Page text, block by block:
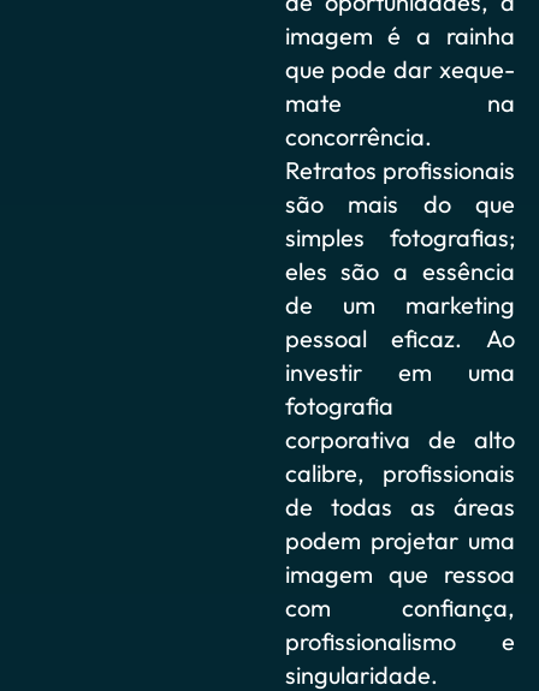
imagem é a rainha
que pode dar xeque-
mate na
concorrência.
Retratos profissionais
são mais do que
simples fotografias;
eles são a essência
de um marketing
pessoal eficaz. Ao
investir em uma
fotografia
corporativa de alto
calibre, profissionais
de todas as áreas
podem projetar uma
imagem que ressoa
com confiança,
profissionalismo e
singularidade.